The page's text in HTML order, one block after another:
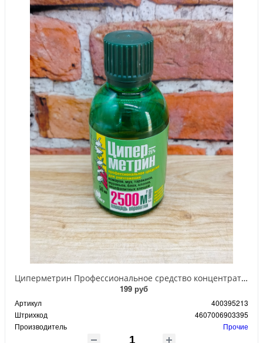
Циперметрин Профессиональное средство концентрат эмульсии 25% для уничтожения тараканов, мух,комаров, блох, клопов, муравьев, ос 50 мл
199 руб
Артикул
400395213
Штрихкод
4607006903395
Производитель
Прочие